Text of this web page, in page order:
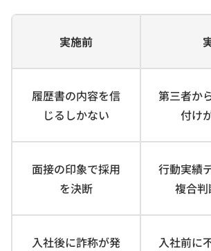
実施前
履歴書の内容を信
じるしかない
第三者か
付け
面接の印象で採用
を決断
行動実績
複合
入社後に詐称が発
入社前に